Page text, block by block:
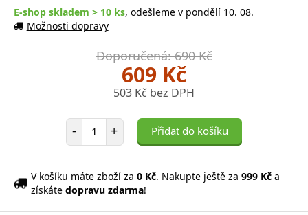
E-shop skladem > 10 ks, odešleme v pondělí 10. 08.
Možnosti dopravy
Doporučená: 690 Kč
609 Kč
503 Kč bez DPH
- Počet položek
+ Přidat do košíku
V košíku máte zboží za 0 Kč. Nakupte ještě za 999 Kč a
získáte dopravu zdarma!